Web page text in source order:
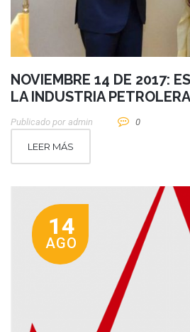
NOVIEMBRE 14 DE 2017:
LA INDUSTRIA PETROLERA
Publicado por Admin 0
LEER MÁS
14
AGO